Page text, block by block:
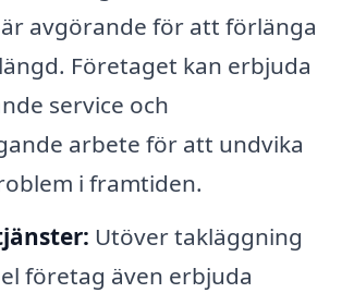
avgörande för att förlänga
Företaget kan erbjuda
service och
arbete för att undvika
i framtiden.
Utöver takläggning
företag även erbjuda